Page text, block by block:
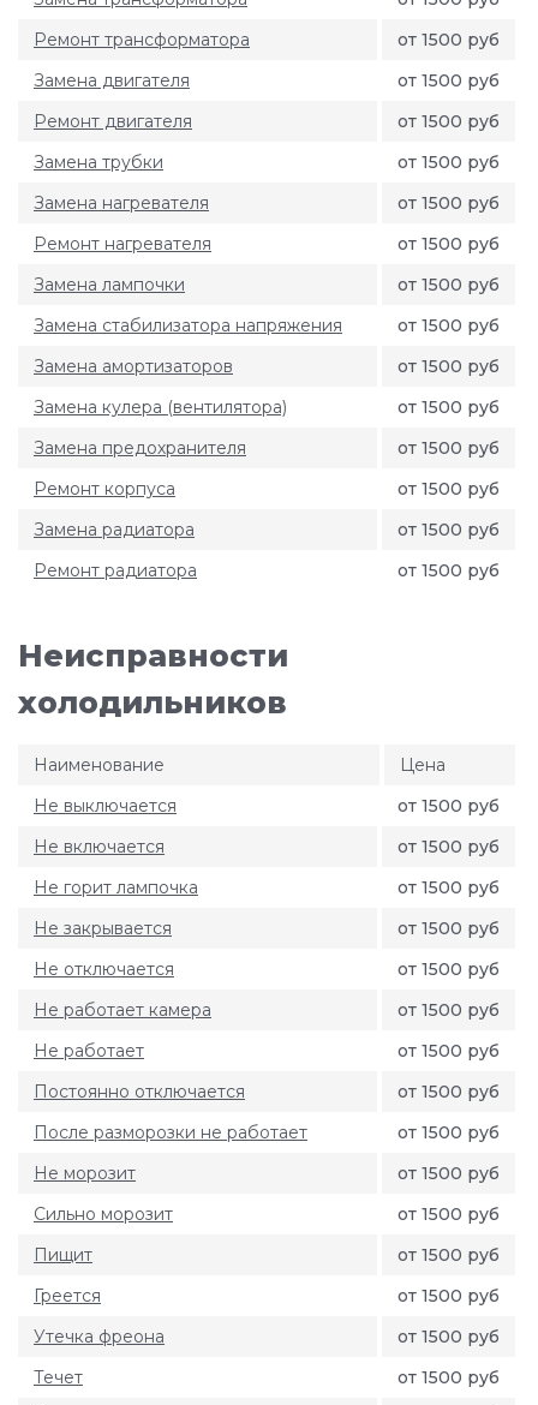
Ремонт трансформатора
от 1500 руб
Замена двигателя
от 1500 руб
Ремонт двигателя
от 1500 руб
Замена трубки
от 1500 руб
Замена нагревателя
от 1500 руб
Ремонт нагревателя
от 1500 руб
Замена лампочки
от 1500 руб
Замена стабилизатора напряжения
от 1500 руб
Замена амортизаторов
от 1500 руб
Замена кулера (вентилятора)
от 1500 руб
Замена предохранителя
от 1500 руб
Ремонт корпуса
от 1500 руб
Замена радиатора
от 1500 руб
Ремонт радиатора
от 1500 руб
Неисправности
холодильников
Наименование
Цена
Не выключается
от 1500 руб
Не включается
от 1500 руб
Не горит лампочка
от 1500 руб
Не закрывается
от 1500 руб
Не отключается
от 1500 руб
Не работает камера
от 1500 руб
Не работает
от 1500 руб
Постоянно отключается
от 1500 руб
После разморозки не работает
от 1500 руб
Не морозит
от 1500 руб
Сильно морозит
от 1500 руб
Пищит
от 1500 руб
Греется
от 1500 руб
Утечка фреона
от 1500 руб
Течет
от 1500 руб